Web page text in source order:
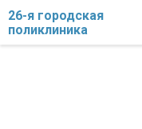
26-я городская
поликлиника